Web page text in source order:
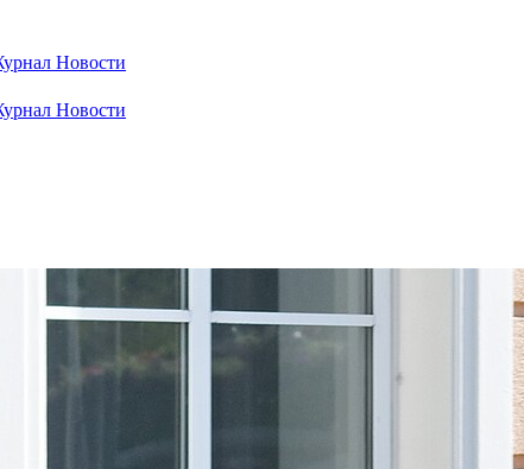
Новости
Новости